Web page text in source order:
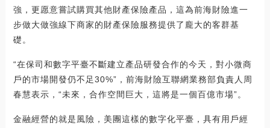
強，更愿意嘗試購買其他財產保險產品，這為前海財險進一
步做大做強線下商家的財產保險服務提供了龐大的客群基
礎。
“在保司和數字平臺不斷建立產品研發合作的今天，對小微商
戶的市場開發仍不足30%”，前海財險互聯網業務部負責人周
春慧表示，“未來，合作空間巨大，這將是一個百億市場”。
金融經營的就是風險，美團這樣的數字化平臺，具有用戶經